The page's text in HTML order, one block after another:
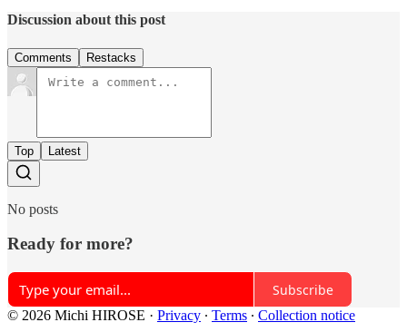
Discussion about this post
Comments Restacks
Top Latest
No posts
Ready for more?
Subscribe
© 2026 Michi HIROSE · Privacy ∙ Terms ∙ Collection notice